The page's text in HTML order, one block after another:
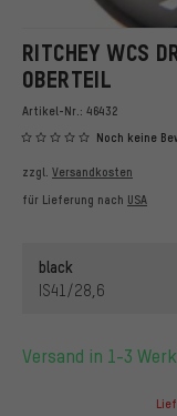
RITCHEY WCS
OBERTEIL
Artikel-Nr.: 46432
Noch keine
zzgl. Versandkosten
für Lieferung nach USA
black
IS41/28,6
Versand in 1-3